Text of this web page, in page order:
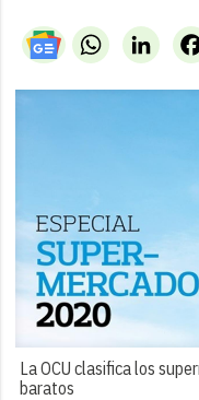
WhatsApp
La OCU clasifica los
baratos